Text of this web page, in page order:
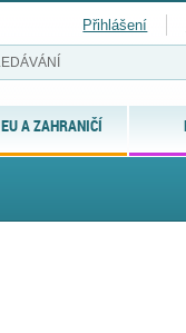
EU A ZAHRANIČÍ
Přihlášení